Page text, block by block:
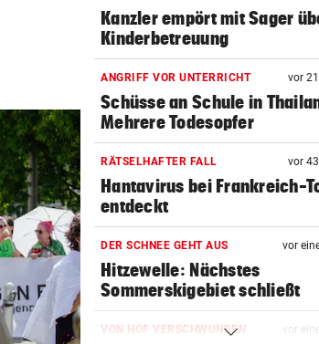
Kanzler empört mit Sager
Kinderbetreuung
ANGRIFF VOR UNTERRICHT vor
Schüsse an Schule in
Mehrere Todesopfer
RÄTSELHAFTER FALL vor
Hantavirus bei Frankreich-
entdeckt
DER SCHNEE GEHT AUS vor
Hitzewelle: Nächstes
Sommerskigebiet schließt
VON HOF VERSCHWUNDEN vor